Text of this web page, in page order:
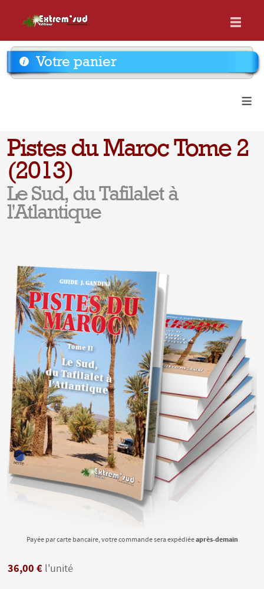
Votre panier
≡
Pistes du Maroc Tome 2
(2013)
Le Sud, du Tafilalet à
l'Atlantique
Payée par carte bancaire, votre commande sera expédiéeaprès-demain
36,00 € l'unité